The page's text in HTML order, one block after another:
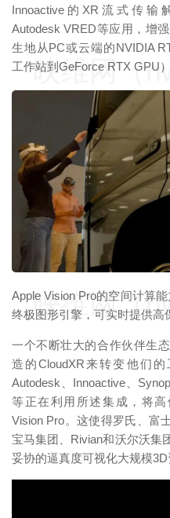
Innoactive的XR流式传输
Autodesk VRED等应用，增
生地从PC或云端的NVIDIA
工作站到GeForce RTX GPU
Apple Vision Pro的空间计算
终极图形引擎，可实时提供高
一个不断壮大的合作伙伴生
造的CloudXR来转变他们
Autodesk、Innoactive、
等正在利用所述集成，将
Vision Pro。这使得罗氏、富
宝马集团、Rivian和沃尔沃集
妥协的逼真度可视化大规模3D
映维网（
映维网（